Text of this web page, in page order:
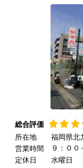
総合評価
所在地
福岡県北
営業時間
９：００
定休日
水曜日